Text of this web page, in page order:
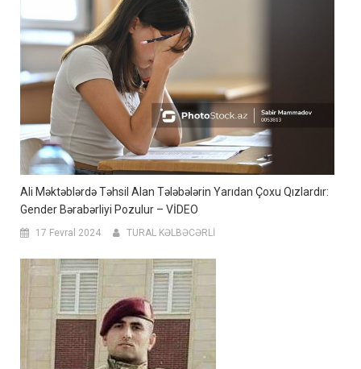
Ali Məktəblərdə Təhsil Alan Tələbələrin Yarıdan Çoxu Qızlardır:
Gender Bərabərliyi Pozulur – VİDEO
17 Fevral 2024 TURAL KƏLBƏCƏRLİ